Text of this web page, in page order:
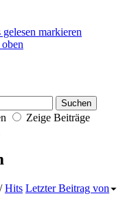
markieren
Zeige Beiträge
/Hits Letzter Beitrag von